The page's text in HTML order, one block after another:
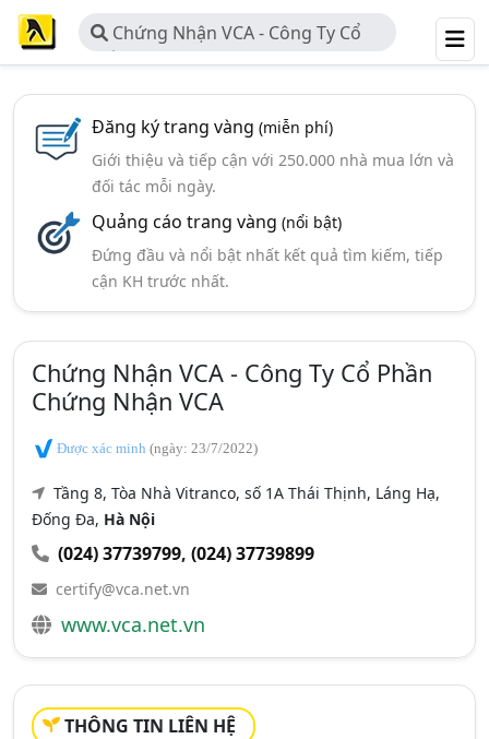
Chứng Nhận VCA - Công Ty Cổ
Phần Chứng Nhận VCA
Đăng ký trang vàng (miễn phí)
Giới thiệu và tiếp cận với 250.000 nhà mua lớn và
đối tác mỗi ngày.
Quảng cáo trang vàng (nổi bật)
Đứng đầu và nổi bật nhất kết quả tìm kiếm, tiếp
cận KH trước nhất.
Chứng Nhận VCA - Công Ty Cổ Phần
Chứng Nhận VCA
Được xác minh (ngày: 23/7/2022)
Tầng 8, Tòa Nhà Vitranco, số 1A Thái Thịnh, Láng Hạ,
Đống Đa, Hà Nội
(024) 37739799, (024) 37739899
certify@vca.net.vn
www.vca.net.vn
THÔNG TIN LIÊN HỆ